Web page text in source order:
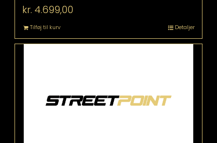
kr. 4.699,00
Tilføj til kurv Detaljer